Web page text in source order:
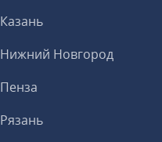
Казань
Нижний Новгород
Пенза
Рязань